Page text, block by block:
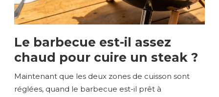
Le barbecue est-il assez
chaud pour cuire un steak ?
Maintenant que les deux zones de cuisson sont
réglées, quand le barbecue est-il prêt à